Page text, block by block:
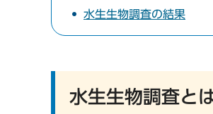
水生生物調査の結果
水生生物調査と